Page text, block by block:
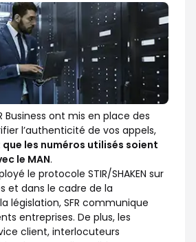
Business ont mis en place des
l’authenticité de vos appels,
les numéros utilisés soient
le MAN.
le protocole STIR/SHAKEN sur
et dans le cadre de la
législation, SFR communique
entreprises. De plus, les
client, interlocuteurs